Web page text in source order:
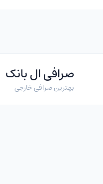
صرافی ال بانک
بهترین صرافی خارجی